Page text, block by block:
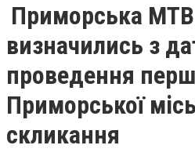
Приморська
визначились з
проведення
Приморської
скликання